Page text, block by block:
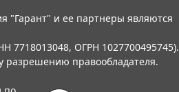
"Гарант" и ее партнеры являются
7718013048, ОГРН 1027700495745).
разрешению правообладателя.